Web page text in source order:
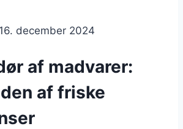
16. december 2024
af madvarer:
af friske